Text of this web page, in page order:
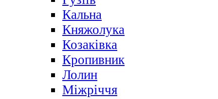
Кальна
Княжолука
Козаківка
Кропивник
Лолин
Міжріччя